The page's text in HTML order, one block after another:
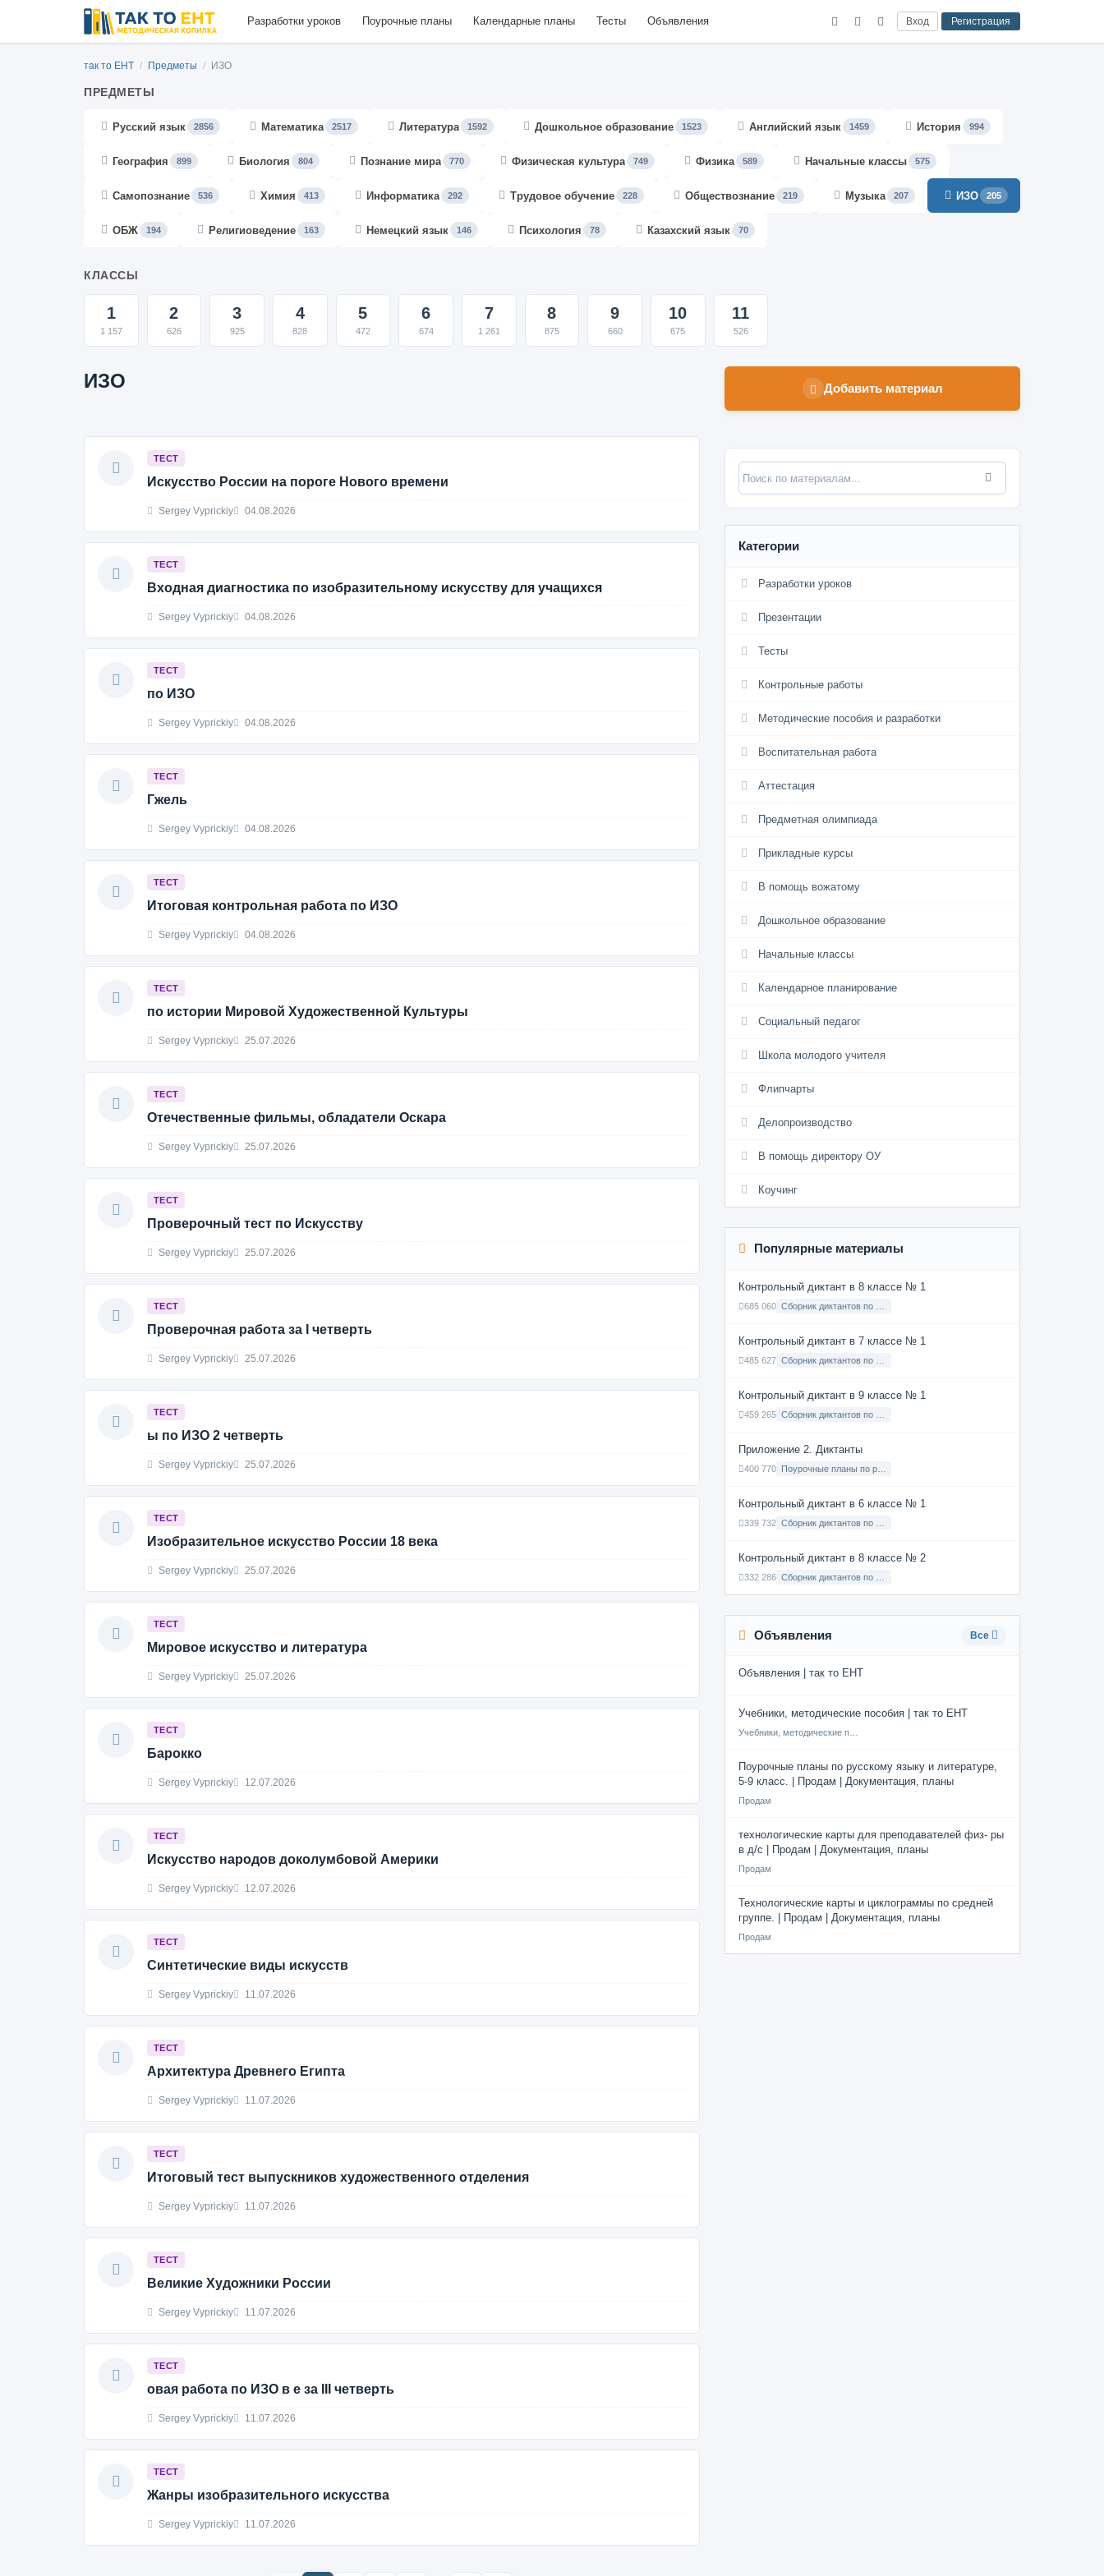
Разработки уроков Поурочные планы Календарные планы Тесты Объявления Вход Регистрация
так то ЕНТ / Предметы / ИЗО
ПРЕДМЕТЫ
Русский язык 2856 Математика 2517 Литература 1592 Дошкольное образование 1523 Английский язык 1459 История 994
География 899 Биология 804 Познание мира 770 Физическая культура 749 Физика 589 Начальные классы 575
Самопознание 536 Химия 413 Информатика 292 Трудовое обучение 228 Обществознание 219 Музыка 207 ИЗО 205
ОБЖ 194 Религиоведение 163 Немецкий язык 146 Психология 78 Казахский язык 70
КЛАССЫ
1
1 157
2
626
3
925
4
828
5
472
6
674
7
1 261
8
875
9
660
10
675
11
526
ИЗО
ТЕСТ
Искусство России на пороге Нового времени
Sergey Vyprickiy 04.08.2026
ТЕСТ
Входная диагностика по изобразительному искусству для учащихся
Sergey Vyprickiy 04.08.2026
ТЕСТ
по ИЗО
Sergey Vyprickiy 04.08.2026
ТЕСТ
Гжель
Sergey Vyprickiy 04.08.2026
ТЕСТ
Итоговая контрольная работа по ИЗО
Sergey Vyprickiy 04.08.2026
ТЕСТ
по истории Мировой Художественной Культуры
Sergey Vyprickiy 25.07.2026
ТЕСТ
Отечественные фильмы, обладатели Оскара
Sergey Vyprickiy 25.07.2026
ТЕСТ
Проверочный тест по Искусству
Sergey Vyprickiy 25.07.2026
ТЕСТ
Проверочная работа за I четверть
Sergey Vyprickiy 25.07.2026
ТЕСТ
ы по ИЗО 2 четверть
Sergey Vyprickiy 25.07.2026
ТЕСТ
Изобразительное искусство России 18 века
Sergey Vyprickiy 25.07.2026
ТЕСТ
Мировое искуcство и литература
Sergey Vyprickiy 25.07.2026
ТЕСТ
Барокко
Sergey Vyprickiy 12.07.2026
ТЕСТ
Искусство народов доколумбовой Америки
Sergey Vyprickiy 12.07.2026
ТЕСТ
Синтетические виды искусств
Sergey Vyprickiy 11.07.2026
ТЕСТ
Архитектура Древнего Египта
Sergey Vyprickiy 11.07.2026
ТЕСТ
Итоговый тест выпускников художественного отделения
Sergey Vyprickiy 11.07.2026
ТЕСТ
Великие Художники России
Sergey Vyprickiy 11.07.2026
ТЕСТ
овая работа по ИЗО в е за III четверть
Sergey Vyprickiy 11.07.2026
ТЕСТ
Жанры изобразительного искусства
Sergey Vyprickiy 11.07.2026
Добавить материал
Категории
Разработки уроков
Презентации
Тесты
Контрольные работы
Методические пособия и разработки
Воспитательная работа
Аттестация
Предметная олимпиада
Прикладные курсы
В помощь вожатому
Дошкольное образование
Начальные классы
Календарное планирование
Социальный педагог
Школа молодого учителя
Флипчарты
Делопроизводство
В помощь директору ОУ
Коучинг
Популярные материалы
Контрольный диктант в 8 классе № 1
685 060
Контрольный диктант в 7 классе № 1
485 627
Контрольный диктант в 9 классе № 1
459 265
Приложение 2. Диктанты
400 770
Контрольный диктант в 6 классе № 1
339 732
Контрольный диктант в 8 классе № 2
332 286
Объявления Все
Объявления | так то ЕНТ
Учебники, методические пособия | так то ЕНТ
Поурочные планы по русскому языку и литературе,
5-9 класс. | Продам | Документация, планы
Продам
технологические карты для преподавателей физ- ры
в д/с | Продам | Документация, планы
Продам
Технологические карты и циклограммы по средней
группе. | Продам | Документация, планы
Продам